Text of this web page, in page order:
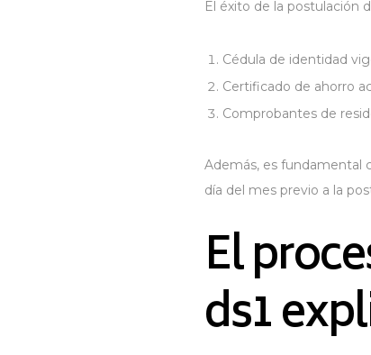
El éxito de la postulación
Cédula de identidad
Certificado de ahorro
Comprobantes de
Además, es fundamental
día del mes previo a la
El
ds1